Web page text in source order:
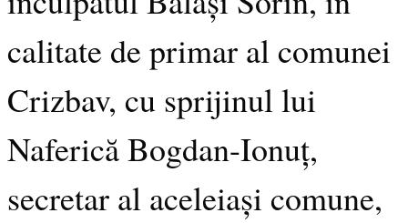
calitate de primar al comunei
Crizbav, cu sprijinul lui
Naferică Bogdan-Ionuț,
secretar al aceleiași comune,